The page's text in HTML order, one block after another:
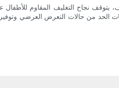
يتوقف نجاح التغليف المقاوم
الحد من حالات التعرض العرضي